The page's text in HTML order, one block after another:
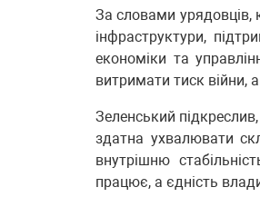
За словами урядовців,
інфраструктури,
економіки та
витримати тиск війни,
Зеленський
здатна ухвалювати
внутрішню
працює, а єдність